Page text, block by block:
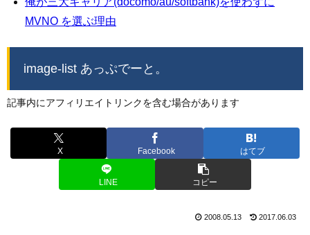
MVNO を選ぶ理由
image-list あっぷでーと。
記事内にアフィリエイトリンクを含む場合があります
X Facebook はてブ
LINE コピー
2008.05.13 2017.06.03